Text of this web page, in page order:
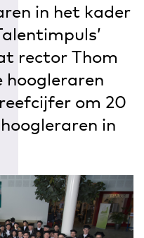
in het kader
rector Thom
hoogleraren
om 20
in